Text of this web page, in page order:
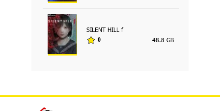
SILENT HILL f
0 48.8 GB